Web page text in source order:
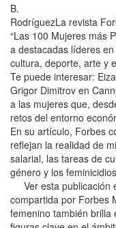
B.
RodríguezLa revista
“Las 100 Mujeres más
a destacadas líderes
cultura, deporte, arte y
Te puede interesar:
Grigor Dimitrov en
a las mujeres que,
retos del entorno
En su artículo, Forbes
reflejan la realidad de
salarial, las tareas de
género y los
Ver esta
compartida por Forbes
femenino también brilla